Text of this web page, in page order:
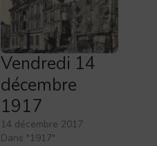
Vendredi 14
décembre
1917
14 décembre 2017
Dans "1917"